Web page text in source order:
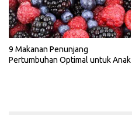
9 Makanan Penunjang
Pertumbuhan Optimal untuk Anak